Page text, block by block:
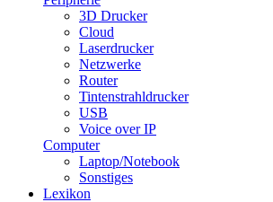
3D Drucker
Cloud
Laserdrucker
Netzwerke
Router
Tintenstrahldrucker
USB
Voice over IP
Computer
Laptop/Notebook
Sonstiges
Lexikon